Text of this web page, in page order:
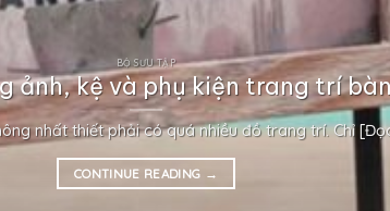
BỘ SƯU TẬP
ảnh, kệ và phụ kiện trang trí
nhất thiết phải có quá nhiều đồ trang trí. Chỉ
CONTINUE READING →